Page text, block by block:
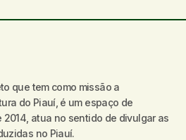
que tem como missão a
do Piauí, é um espaço de
atua no sentido de divulgar as
no Piauí.